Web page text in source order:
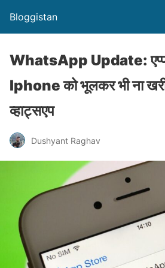
Bloggistan
WhatsApp Update:
Iphone को भूलकर भी ना
व्हाट्सएप
Dushyant Raghav